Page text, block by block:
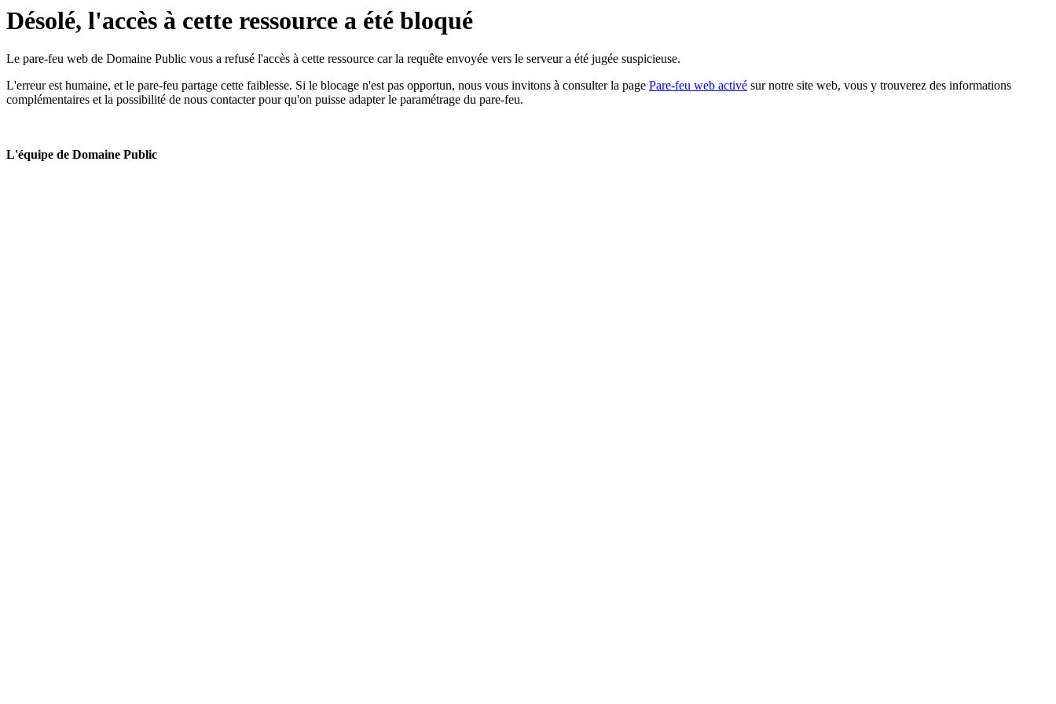
Désolé, l'accès à cette ressource a été bloqué
Le pare-feu web de Domaine Public vous a refusé l'accès à cette ressource car la requête envoyée vers le serveur a été jugée suspicieuse.
L'erreur est humaine, et le pare-feu partage cette faiblesse. Si le blocage n'est pas opportun, nous vous invitons à consulter la page Pare-feu web activé sur notre site web, vous y trouverez des informations
complémentaires et la possibilité de nous contacter pour qu'on puisse adapter le paramétrage du pare-feu.
L'équipe de Domaine Public